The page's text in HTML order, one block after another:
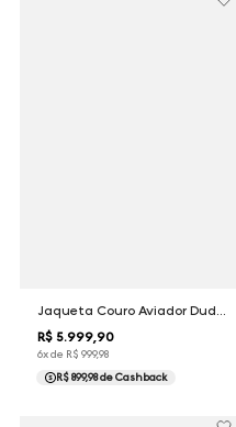
Jaqueta Couro Aviador Dudalina Masculina
R$ 5.999,90
6x de R$ 999,98
R$ 899,98de Cashback